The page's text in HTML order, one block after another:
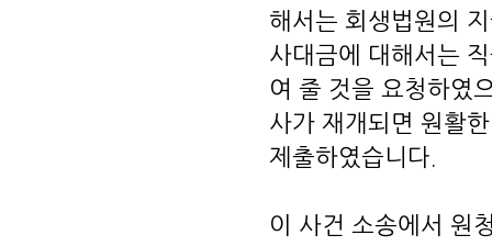
해서는 회생법원의
사대금에 대해서는
여 줄 것을 요청하였
사가 재개되면 원활
제출하였습니다.
이 사건 소송에서 원